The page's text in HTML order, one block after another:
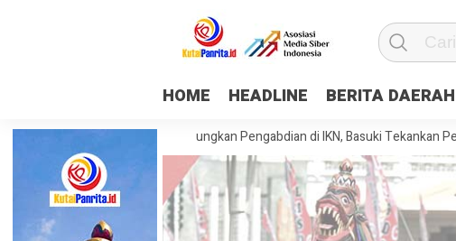
HOME HEADLINE BERITA DAERAH
KKN Tematik Rampungkan Pengabdian di IKN, Basuki Tekankan Pentingnya